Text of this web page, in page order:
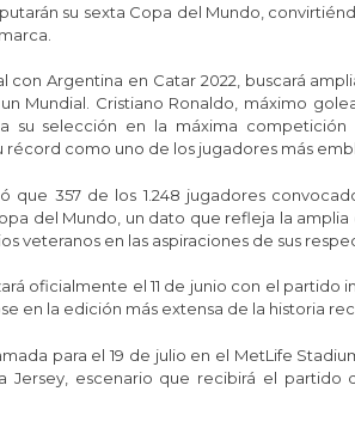
su sexta Copa del Mundo,
con Argentina en Catar 2022, buscará
Mundial. Cristiano Ronaldo, máximo
su selección en la máxima competición
récord como uno de los jugadores más
que 357 de los 1.248 jugadores
del Mundo, un dato que refleja la
veteranos en las aspiraciones de sus
oficialmente el 11 de junio con el partido
en la edición más extensa de la historia
para el 19 de julio en el MetLife
Jersey, escenario que recibirá el